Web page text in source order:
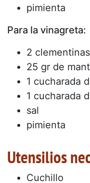
pimienta
Para la vinagreta:
2
25 gr de
1 cucharada
1 cucharada
sal
pimienta
Utensilios
Cuchillo